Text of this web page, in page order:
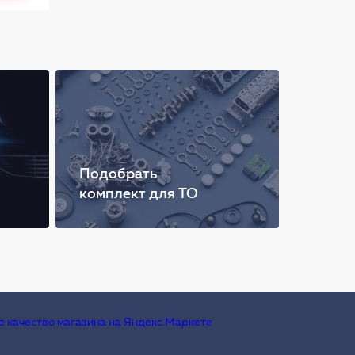
Подобрать
комплект для ТО